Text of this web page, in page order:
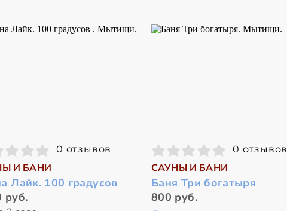
0 отзывов
И БАНИ
Лайк. 100 градусов
руб.
0 отзывов
САУНЫ И БАНИ
Баня Три богатыря
800 руб.